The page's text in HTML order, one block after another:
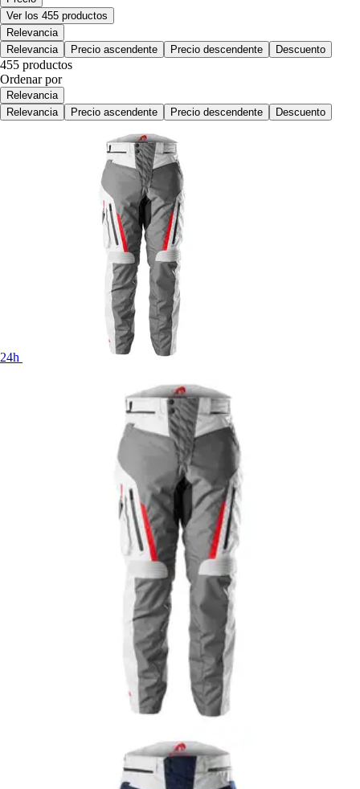
Ver los 455 productos
Relevancia
Relevancia
Precio ascendente Precio descendente Descuento
455 productos
Ordenar por
Relevancia
Relevancia
Precio ascendente Precio descendente Descuento
24h